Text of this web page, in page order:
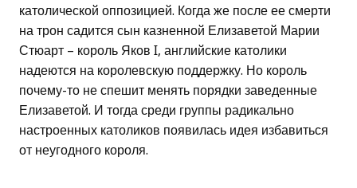
католической оппозицией. Когда же после ее смерти
на трон садится сын казненной Елизаветой Марии
Стюарт – король Яков I, английские католики
надеются на королевскую поддержку. Но король
почему-то не спешит менять порядки заведенные
Елизаветой. И тогда среди группы радикально
настроенных католиков появилась идея избавиться
от неугодного короля.